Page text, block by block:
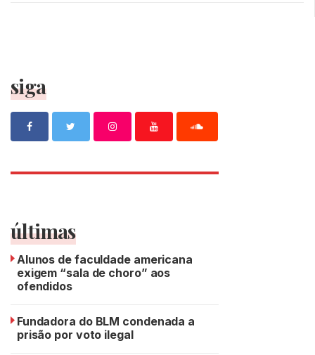
siga
últimas
Alunos de faculdade americana
exigem “sala de choro” aos
ofendidos
Fundadora do BLM condenada a
prisão por voto ilegal